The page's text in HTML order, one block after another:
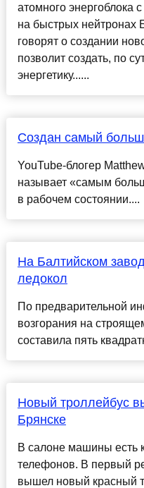
атомного энергоблока
на быстрых
говорят о создании
позволит создать, по
энергетику......
Создан самый
YouTube-блогер
называет «самым
в рабочем состоянии....
На Балтийском
ледокол
По предварительной
возгорания на
составила пять
Новый троллейбус
Брянске
В салоне машины есть
телефонов. В первый
вышел новый красный